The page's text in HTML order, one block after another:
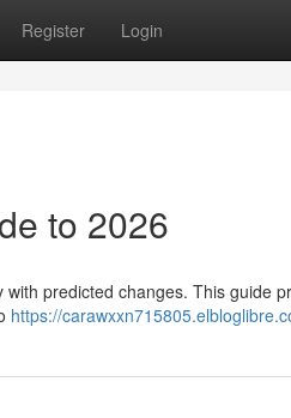
Register Login
to 2026
predicted changes. This guide
https://